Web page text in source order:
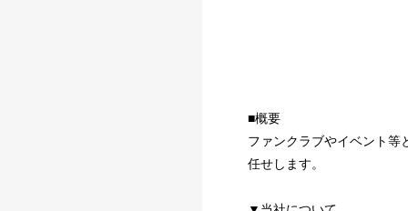
■概要
ファンクラブやイベント等
任せします。